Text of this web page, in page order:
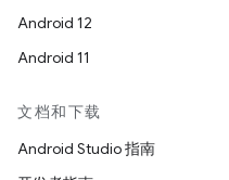
Android 12
Android 11
文档和下载
Android Studio 指南